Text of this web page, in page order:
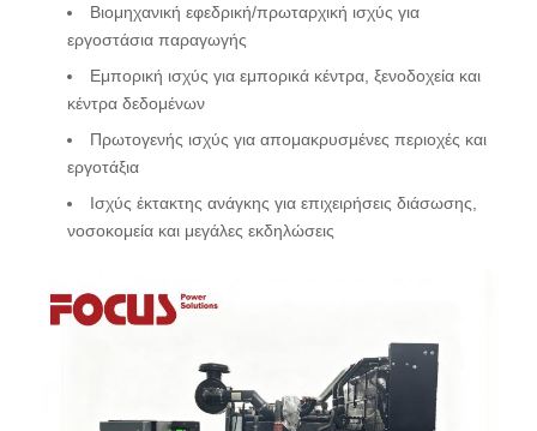
Βιομηχανική εφεδρική/πρωταρχική ισχύς για
εργοστάσια παραγωγής
Εμπορική ισχύς για εμπορικά κέντρα, ξενοδοχεία και
κέντρα δεδομένων
Πρωτογενής ισχύς για απομακρυσμένες περιοχές και
εργοτάξια
Ισχύς έκτακτης ανάγκης για επιχειρήσεις διάσωσης,
νοσοκομεία και μεγάλες εκδηλώσεις